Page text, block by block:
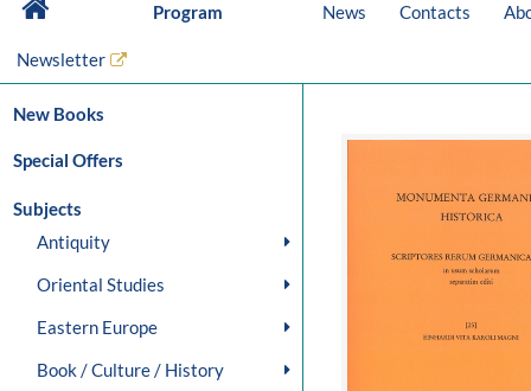
Program News Contacts
Newsletter
New Books
Special Offers
Subjects
Antiquity
Oriental Studies
Eastern Europe
Book / Culture / History